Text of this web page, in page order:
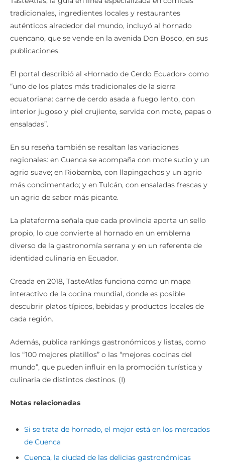
tradicionales, ingredientes locales y restaurantes
auténticos alrededor del mundo, incluyó al hornado
cuencano, que se vende en la avenida Don Bosco, en sus
publicaciones.
El portal describió al «Hornado de Cerdo Ecuador» como
“uno de los platos más tradicionales de la sierra
ecuatoriana: carne de cerdo asada a fuego lento, con
interior jugoso y piel crujiente, servida con mote, papas o
ensaladas”.
En su reseña también se resaltan las variaciones
regionales: en Cuenca se acompaña con mote sucio y un
agrio suave; en Riobamba, con llapingachos y un agrio
más condimentado; y en Tulcán, con ensaladas frescas y
un agrio de sabor más picante.
La plataforma señala que cada provincia aporta un sello
propio, lo que convierte al hornado en un emblema
diverso de la gastronomía serrana y en un referente de
identidad culinaria en Ecuador.
Creada en 2018, TasteAtlas funciona como un mapa
interactivo de la cocina mundial, donde es posible
descubrir platos típicos, bebidas y productos locales de
cada región.
Además, publica rankings gastronómicos y listas, como
los “100 mejores platillos” o las “mejores cocinas del
mundo”, que pueden influir en la promoción turística y
culinaria de distintos destinos. (I)
Notas relacionadas
Si se trata de hornado, el mejor está en los mercados
de Cuenca
Cuenca, la ciudad de las delicias gastronómicas